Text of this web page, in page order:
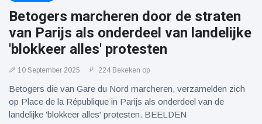
Betogers marcheren door de straten
van Parijs als onderdeel van landelijke
'blokkeer alles' protesten
10 September 2025 224 Bekeken op
Betogers die van Gare du Nord marcheren, verzamelden zich
op Place de la République in Parijs als onderdeel van de
landelijke 'blokkeer alles' protesten. BEELDEN